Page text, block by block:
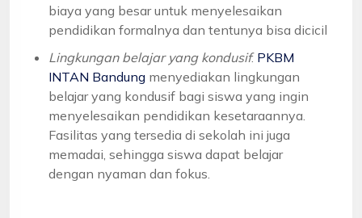
biaya yang besar untuk menyelesaikan
pendidikan formalnya dan tentunya bisa dicicil
Lingkungan belajar yang kondusif: PKBM
INTAN Bandung menyediakan lingkungan
belajar yang kondusif bagi siswa yang ingin
menyelesaikan pendidikan kesetaraannya.
Fasilitas yang tersedia di sekolah ini juga
memadai, sehingga siswa dapat belajar
dengan nyaman dan fokus.